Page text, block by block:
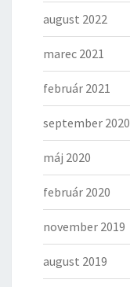
august 2022
marec 2021
február 2021
september 2020
máj 2020
február 2020
november 2019
august 2019